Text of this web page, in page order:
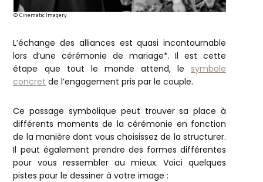
© Cinematic Imagery
L’échange des alliances est quasi incontournable
lors d’une cérémonie de mariage*. Il est cette
étape que tout le monde attend, le symbole
concret de l’engagement pris par le couple.
Ce passage symbolique peut trouver sa place à
différents moments de la cérémonie en fonction
de la manière dont vous choisissez de la structurer.
Il peut également prendre des formes différentes
pour vous ressembler au mieux. Voici quelques
pistes pour le dessiner à votre image :